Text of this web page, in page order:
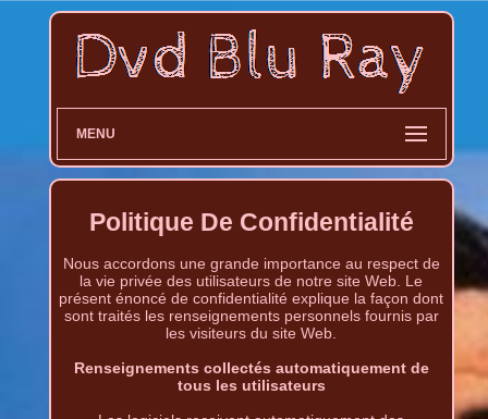
MENU
Politique De Confidentialité
Nous accordons une grande importance au respect de
la vie privée des utilisateurs de notre site Web. Le
présent énoncé de confidentialité explique la façon dont
sont traités les renseignements personnels fournis par
les visiteurs du site Web.
Renseignements collectés automatiquement de
tous les utilisateurs